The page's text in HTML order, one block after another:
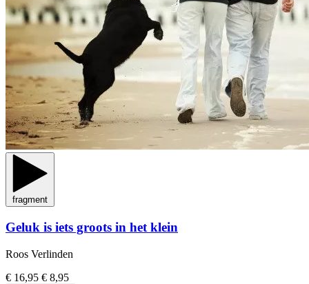
fragment
Geluk is iets groots in het klein
Roos Verlinden
€ 16,95 € 8,95